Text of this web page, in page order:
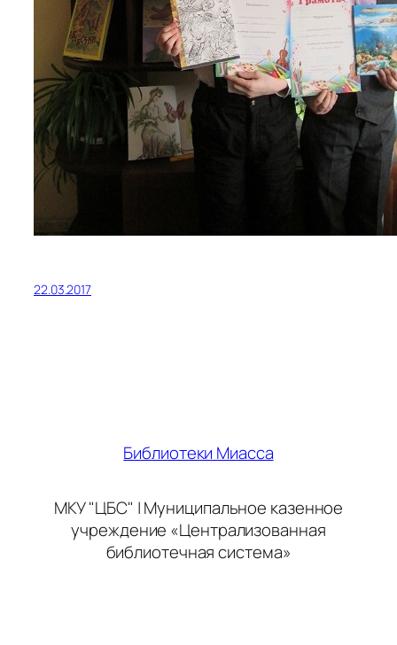
22.03.2017
Библиотеки Миасса
МКУ "ЦБС" | Муниципальное казенное
учреждение «Централизованная
библиотечная система»